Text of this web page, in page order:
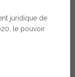
juridique de
le pouvoir